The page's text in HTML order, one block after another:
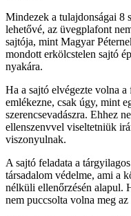
Mindezek a tulajdonságai 8
lehetővé, az üvegplafont
sajtója, mint Magyar
mondott erkölcstelen sajtó
nyakára.
Ha a sajtó elvégezte volna
emlékezne, csak úgy, mint
szerencsevadászra. Ehhez
ellenszenvvel viseltetniük
viszonyulnak.
A sajtó feladata a
társadalom védelme, ami a
nélküli ellenőrzésén alapul.
nem puccsolta volna meg az